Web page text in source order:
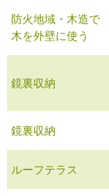
防火地域・木造で
木を外壁に使う
鏡裏収納
鏡裏収納
ルーフテラス